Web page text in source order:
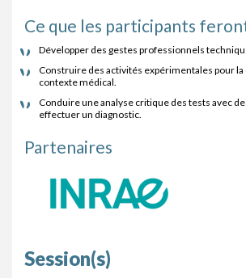
Ce que les participants
Développer des gestes professionnels
Construire des activités expérimentales pour la
contexte médical.
Conduire une analyse critique des tests avec
effectuer un diagnostic.
Partenaires
Session(s)